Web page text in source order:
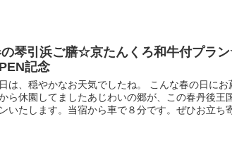
琴引浜ご膳☆京たんくろ和牛付プラ
記念
は、穏やかなお天気でしたね。 こんな春の日に
ら休園してましたあじわいの郷が、この春丹後王
いたします。当宿から車で８分です。ぜひお立ち